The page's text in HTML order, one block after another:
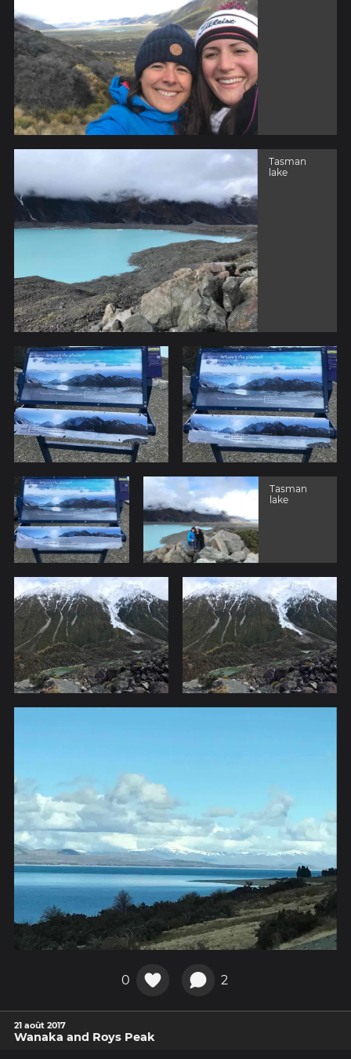
Tasman
lake
Tasman
lake
0 2
21 août 2017
Wanaka and Roys Peak